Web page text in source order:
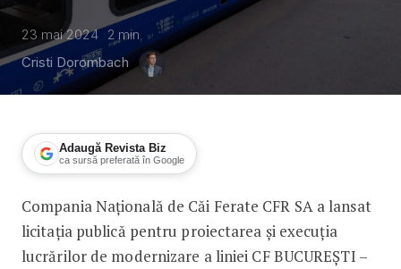
23 mai 2024 2 min
Cristi Dorombach
Adaugă Revista Biz
ca sursă preferată în Google
CFR vrea să modernizeze linia de
Compania Națională de Căi Ferate CFR SA a lansat
licitația publică pentru proiectarea și execuția
lucrărilor de modernizare a liniei CF BUCUREȘTI –